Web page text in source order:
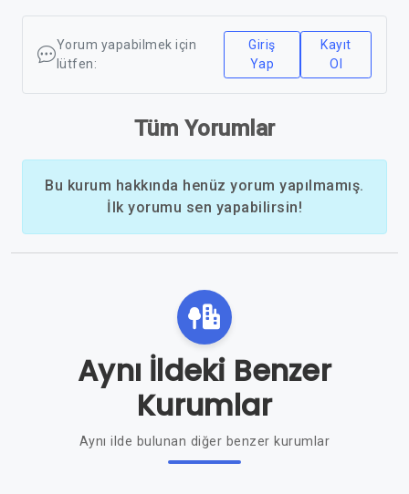
Yorum yapabilmek için
lütfen:
Giriş
Yap
Kayıt
Ol
Tüm Yorumlar
Bu kurum hakkında henüz yorum yapılmamış.
İlk yorumu sen yapabilirsin!
Aynı İldeki Benzer
Kurumlar
Aynı ilde bulunan diğer benzer kurumlar